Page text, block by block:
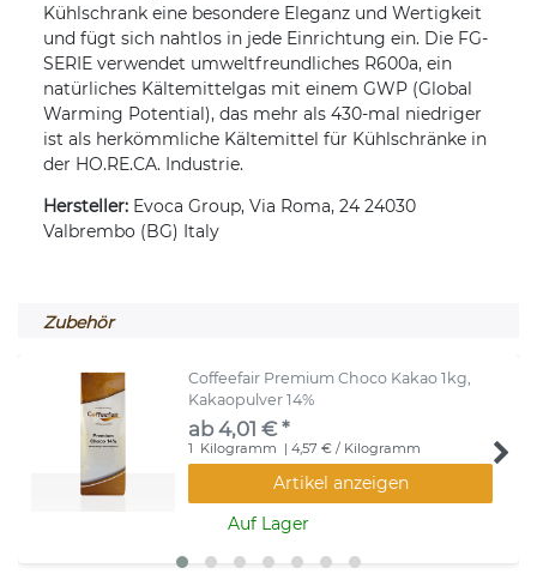
Kühlschrank eine besondere Eleganz und Wertigkeit
und fügt sich nahtlos in jede Einrichtung ein. Die FG-
SERIE verwendet umweltfreundliches R600a, ein
natürliches Kältemittelgas mit einem GWP (Global
Warming Potential), das mehr als 430-mal niedriger
ist als herkömmliche Kältemittel für Kühlschränke in
der HO.RE.CA. Industrie.
Hersteller: Evoca Group, Via Roma, 24 24030
Valbrembo (BG) Italy
Zubehör
Coffeefair Premium Choco Kakao 1kg,
Kakaopulver 14%
ab 4,01 € *
1 Kilogramm | 4,57 € / Kilogramm
Artikel anzeigen
Auf Lager